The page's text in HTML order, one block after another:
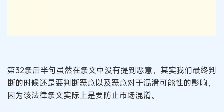
第32条后半句虽然在条文中没有提到恶意，其实我们最终判
断的时候还是要判断恶意以及恶意对于混淆可能性的影响，
因为该法律条文实际上是要防止市场混淆。